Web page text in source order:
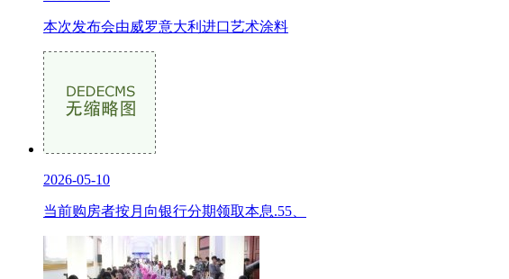
本次发布会由威罗意大利进口艺术涂料
2026-05-10
当前购房者按月向银行分期领取本息.55、